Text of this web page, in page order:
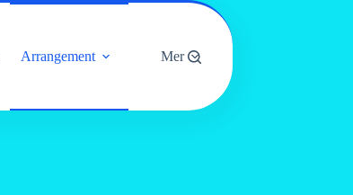
Arrangement Mer